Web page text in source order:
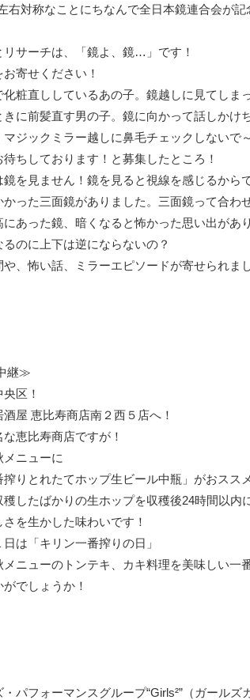
右対称なことにちなんで全日本鏡連合会が記
サーチは、「鏡よ、鏡…」です！
寄せください！
粧直ししているあの子。鏡越しに見てしま
に前髪直す男の子。鏡に向かって話しかけち
ジックミラー越しに鼻毛チェックしないで～
ちしております！と募集したところ！
鏡を見ません！鏡を見ると視線を感じるから
かった三面鏡がありました。三面鏡って合わ
にあった鏡、暗くなると怖かった思い出があ
るのに上下は逆にならないの？
、怖い話、ミラーエピソードが寄せられま
継≫
区！
屋 恵比寿商店南２西５店へ！
恵比寿商店ですが！
ニューに
りとれたてホップ生ビール中瓶」がおスス
したばかりの生ホップを収穫後24時間以内
を生かした味わいです！
は「キリン一番搾りの日」
ニューのトンテキ、カキ料理を美味しい一
でしょうか！
パフォーマンスグループ“Girls²”（ガールズ